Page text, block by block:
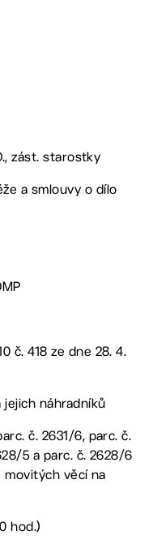
zást. starostky
a smlouvy o dílo
č. 418 ze dne 28. 4.
jejich náhradníků
č. 2631/6, parc. č.
5 a parc. č. 2628/6
movitých věcí na
hod.)